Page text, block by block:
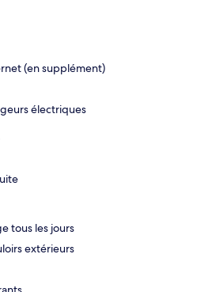
(en supplément)
électriques
tous les jours
extérieurs